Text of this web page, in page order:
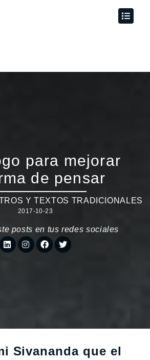
para mejorar
de pensar
Y TEXTOS TRADICIONALES
2017-10-23
posts en tus redes sociales
Sivananda que el